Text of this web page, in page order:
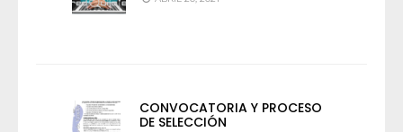
CONVOCATORIA Y PROCESO
DE SELECCIÓN